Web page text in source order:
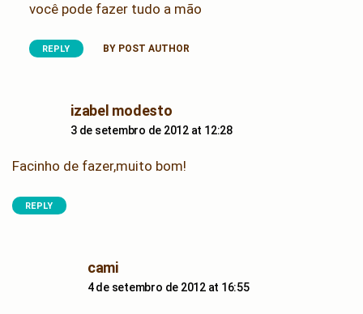
você pode fazer tudo a mão
REPLY BY POST AUTHOR
izabel modestosays:
3 de setembro de 2012 at 12:28
Facinho de fazer,muito bom!
REPLY
camisays:
4 de setembro de 2012 at 16:55